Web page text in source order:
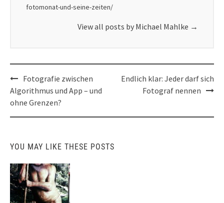
fotomonat-und-seine-zeiten/
View all posts by Michael Mahlke →
Post
navigation
Fotografie zwischen
Algorithmus und App – und
ohne Grenzen?
Endlich klar: Jeder darf sich
Fotograf nennen
YOU MAY LIKE THESE POSTS